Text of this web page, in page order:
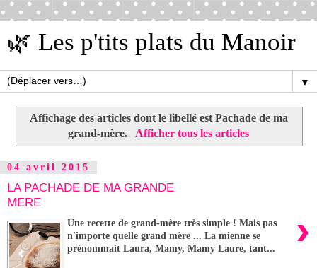
🌿 Les p'tits plats du Manoir
▼
Affichage des articles dont le libellé est Pachade de ma
grand-mère. Afficher tous les articles
04 avril 2015
LA PACHADE DE MA GRANDE
MERE
›
Une recette de grand-mère très simple ! Mais pas
n'importe quelle grand mère ... La mienne se
prénommait Laura, Mamy, Mamy Laure, tant...